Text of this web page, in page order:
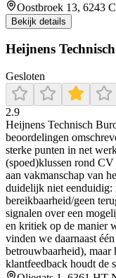
Oostbroek 13, 6243
Bekijk details
Heijnens
Gesloten
2.9
Heijnens Technisch
beoordelingen
sterke punten in net
(spoed)klussen rond
aan vakmanschap van
duidelijk niet eenduidig:
bereikbaarheid/geen
signalen over een
en kritiek op de manier
vinden we daarnaast
betrouwbaarheid), maar
klantfeedback houdt de